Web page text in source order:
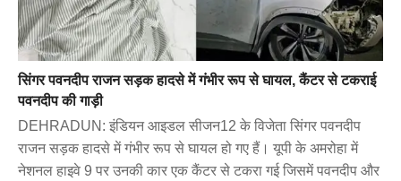
सिंगर पवनदीप राजन सड़क हादसे में गंभीर रूप से घायल, कैंटर से टकराई
पवनदीप की गाड़ी
DEHRADUN: इंडियन आइडल सीजन12 के विजेता सिंगर पवनदीप
राजन सड़क हादसे में गंभीर रूप से घायल हो गए हैं। यूपी के अमरोहा में
नेशनल हाइवे 9 पर उनकी कार एक कैंटर से टकरा गई जिसमें पवनदीप और